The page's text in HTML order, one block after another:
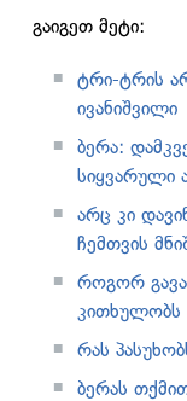
გაიგეთ მეტი:
ტრი-ტრის
ივანიშვილი
ბერა:
სიყვარული
არც კი
ჩემთვის
როგორ
კითხულობს
რას
ბერას